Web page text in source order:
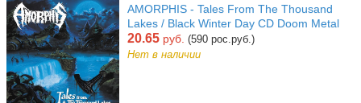
AMORPHIS - Tales From The Thousand
Lakes / Black Winter Day CD Doom Metal
20.65 руб. (590 рос.руб.)
Нет в наличии